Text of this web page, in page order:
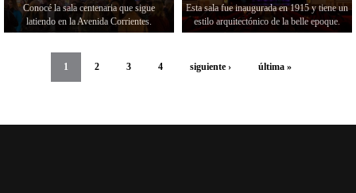
Conocé la sala centenaria que sigue
latiendo en la Avenida Corrientes.
Esta sala fue inaugurada en 1915 y tiene un
estilo arquitectónico de la belle epoque.
1 2 3 4 siguiente › última »